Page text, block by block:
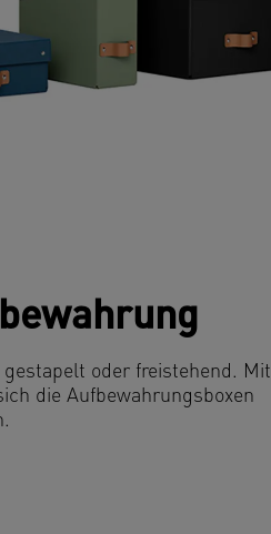
oder freistehend. Mit
die Aufbewahrungsboxen